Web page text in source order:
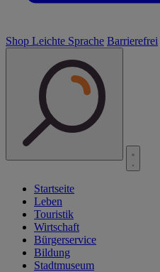
Shop Leichte Sprache Barrierefrei
Startseite
Leben
Touristik
Wirtschaft
Bürgerservice
Bildung
Stadtmuseum